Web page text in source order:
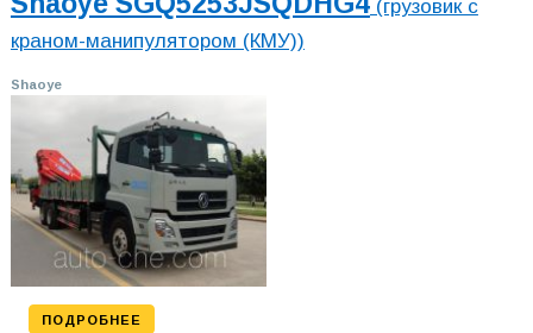
(грузовик с
краном-манипулятором (КМУ))
Shaoye
ПОДРОБНЕЕ